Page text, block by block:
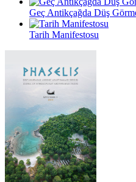
Geç Antikçağda Düş
Tarih Manifestosu